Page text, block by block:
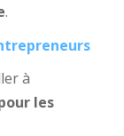
.
à
les